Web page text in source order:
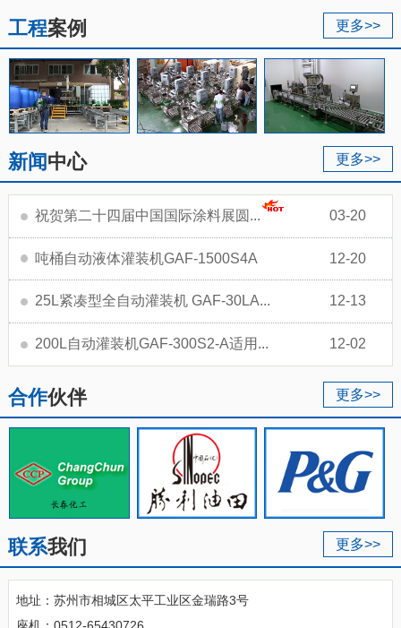
更多>>
工程案例
更多>>
新闻中心
03-20
祝贺第二十四届中国国际涂料展圆...
12-20
吨桶自动液体灌装机GAF-1500S4A
12-13
25L紧凑型全自动灌装机 GAF-30LA...
12-02
200L自动灌装机GAF-300S2-A适用...
更多>>
合作伙伴
更多>>
联系我们
地址：苏州市相城区太平工业区金瑞路3号